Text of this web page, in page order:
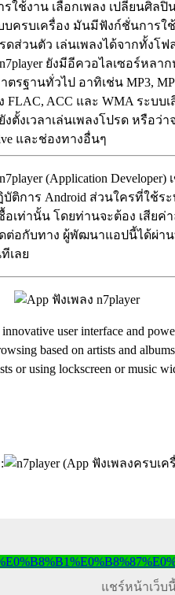
รใช้งาน เลือกเพลง เปลี่ยนศิล
บครบเครื่อง มันมีฟังก์ชั่นการ
ส่วนตัว เล่นเพลงได้จากทั้งโฟ
ยังมีอีควอไลเซอร์หลา
รฐานทั่วไป อาทิเช่น MP3,
FLAC, ACC และ WMA ระบบ
งเวลาเล่นเพลงโปรด หรือว่า
และช่องทางอื่นๆ
(Application
บัติการ Android ส่วนใครที่ใช้
เท่านั้น โดยท่านจะต้อง เสียค่
อกับทาง ผู้พัฒนาแอปนี้ได้ผ่าน
เลย
user interface and
based on artists and
or using lockscreen or music
แชร์หน้าเว็บ